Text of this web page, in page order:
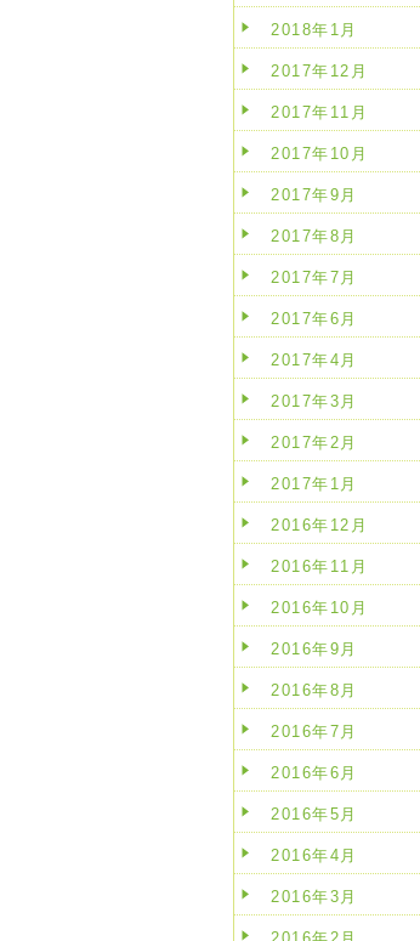
2018年1月
2017年12月
2017年11月
2017年10月
2017年9月
2017年8月
2017年7月
2017年6月
2017年4月
2017年3月
2017年2月
2017年1月
2016年12月
2016年11月
2016年10月
2016年9月
2016年8月
2016年7月
2016年6月
2016年5月
2016年4月
2016年3月